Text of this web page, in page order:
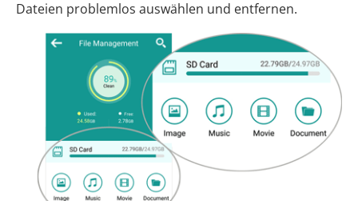
Dateien problemlos auswählen und entfernen.